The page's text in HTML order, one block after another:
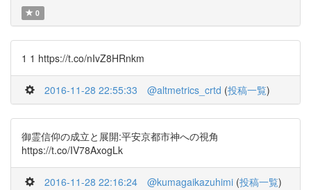
0
1 1 https://t.co/nIvZ8HRnkm
2016-11-28 22:55:33 @altmetrics_crtd (投稿一覧)
御霊信仰の成立と展開:平安京都市神への視角
https://t.co/IV78AxogLk
2016-11-28 22:16:24 @kumagaikazuhimi (投稿一覧)